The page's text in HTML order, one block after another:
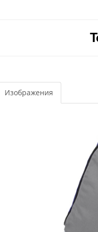
Изображения